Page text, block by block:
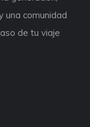
una comunidad
de tu viaje